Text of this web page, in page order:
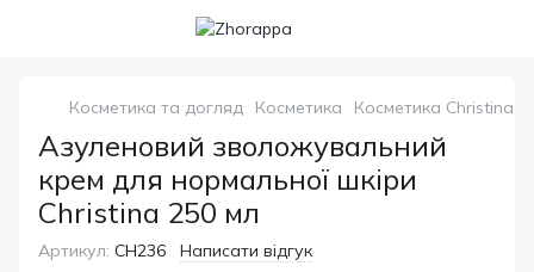
Косметика та догляд Косметика Косметика Christina
Азуленовий зволожувальний
крем для нормальної шкіри
Christina 250 мл
Артикул: СН236 Написати відгук